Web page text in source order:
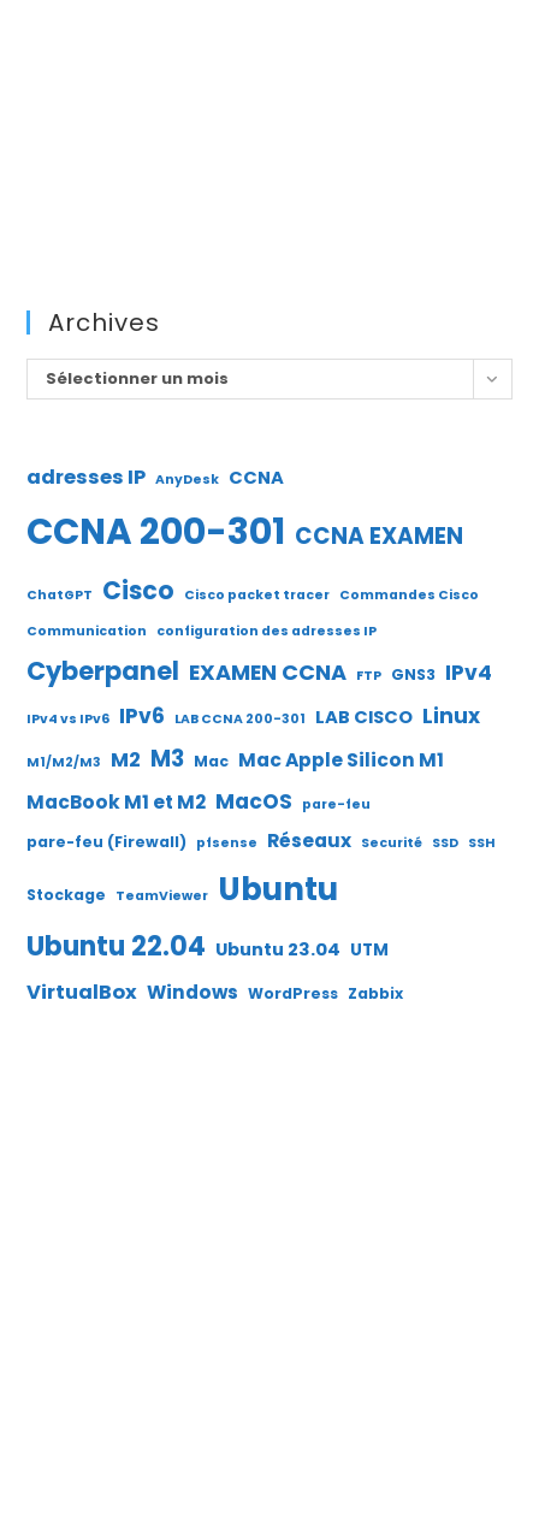
Archives
Archives
Sélectionner un mois
adresses IP AnyDesk CCNA
CCNA 200-301 CCNA EXAMEN
ChatGPT Cisco Cisco packet tracer Commandes Cisco
Communication
configuration des adresses IP
Cyberpanel EXAMEN CCNA FTP GNS3 IPv4
IPv4 vs IPv6 IPv6 LAB CCNA 200-301 LAB CISCO Linux
M1/M2/M3 M2 M3 Mac Mac Apple Silicon M1
MacBook M1 et M2 MacOS pare-feu
pare-feu (Firewall) pfsense Réseaux Securité SSD SSH
Stockage TeamViewer Ubuntu
Ubuntu 22.04 Ubuntu 23.04 UTM
VirtualBox Windows WordPress Zabbix